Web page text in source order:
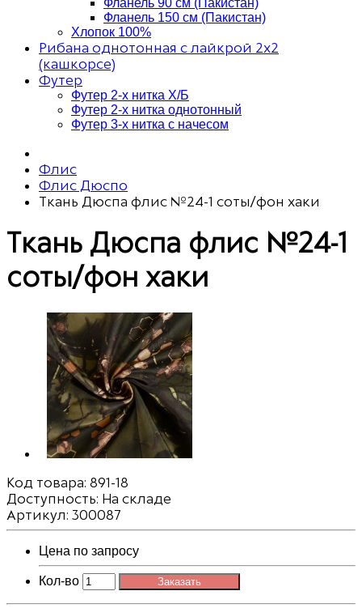
Фланель 90 см (Пакистан)
Фланель 150 см (Пакистан)
Хлопок 100%
Рибана однотонная с лайкрой 2х2
(кашкорсе)
Футер
Футер 2-х нитка Х/Б
Футер 2-х нитка однотонный
Футер 3-х нитка с начесом
Флис
Флис Дюспо
Ткань Дюспа флис №24-1 соты/фон хаки
Ткань Дюспа флис №24-1
соты/фон хаки
Код товара: 891-18
Доступность: На складе
Артикул: 300087
Цена по запросу
Кол-во Заказать